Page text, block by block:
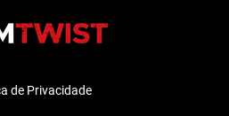
de Privacidade